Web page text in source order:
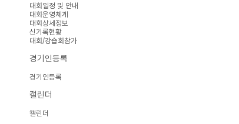
대회일정 및 안내
대회운영체계
대회상세정보
신기록현황
대회/강습회참가
경기인등록
경기인등록
캘린더
캘린더